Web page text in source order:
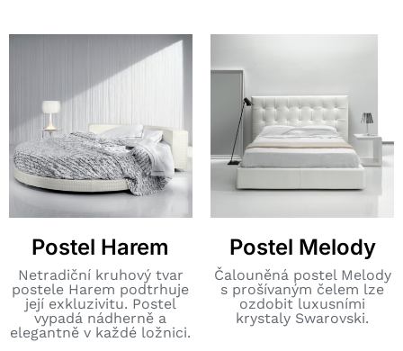
Postel Harem
Netradiční kruhový tvar
postele Harem podtrhuje
její exkluzivitu. Postel
vypadá nádherně a
elegantně v každé ložnici.
Postel Melody
Čalouněná postel Melody
s prošívaným čelem lze
ozdobit luxusními
krystaly Swarovski.